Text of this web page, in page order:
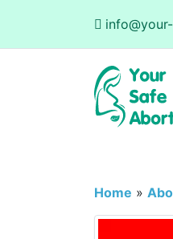
Home »